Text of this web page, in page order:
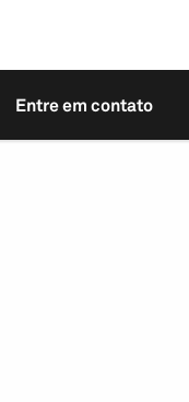
Entre em contato